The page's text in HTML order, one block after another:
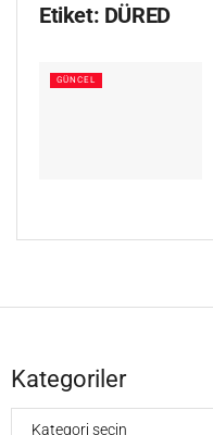
Etiket: DÜRED
GÜNCEL
Kategoriler